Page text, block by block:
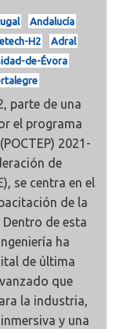
Andalucía
H2
Adral
de-Évora
parte de una
el programa
2021-
de
se centra en el
de la
de esta
ha
de última
que
la industria,
y una